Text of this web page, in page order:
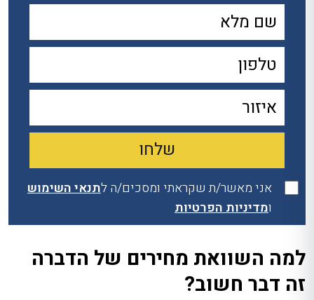
אני מאשר/ת שקראתי ומסכים/ה לתנאי השימוש
ומדיניות הפרטיות
למה השוואת מחירים של הדברה
זה דבר חשוב?